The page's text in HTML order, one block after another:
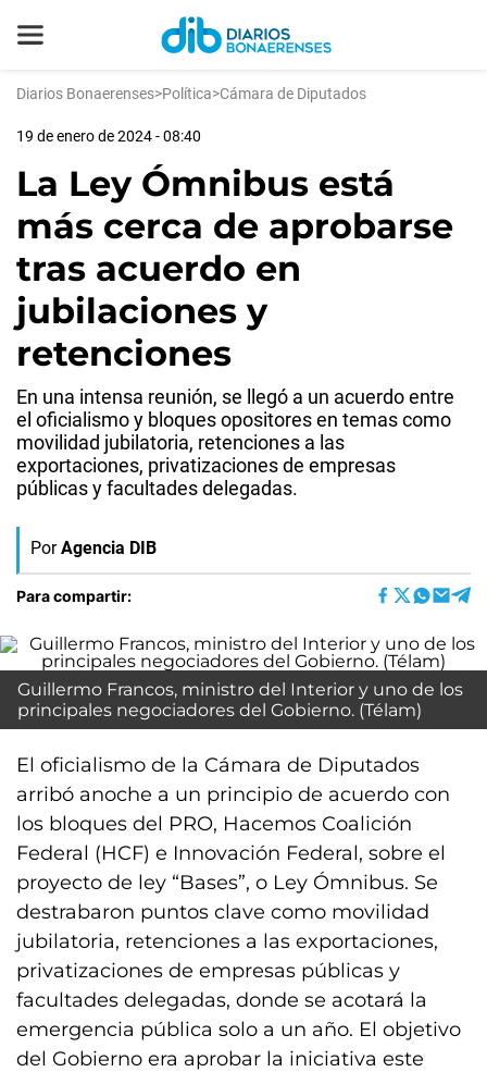
Diarios Bonaerenses>Política>Cámara de Diputados
19 de enero de 2024 - 08:40
La Ley Ómnibus está
más cerca de aprobarse
tras acuerdo en
jubilaciones y
retenciones
En una intensa reunión, se llegó a un acuerdo entre
el oficialismo y bloques opositores en temas como
movilidad jubilatoria, retenciones a las
exportaciones, privatizaciones de empresas
públicas y facultades delegadas.
Por Agencia DIB
Para compartir:
Guillermo Francos, ministro del Interior y uno de los
principales negociadores del Gobierno. (Télam)
El oficialismo de la Cámara de Diputados
arribó anoche a un principio de acuerdo con
los bloques del PRO, Hacemos Coalición
Federal (HCF) e Innovación Federal, sobre el
proyecto de ley “Bases”, o Ley Ómnibus. Se
destrabaron puntos clave como movilidad
jubilatoria, retenciones a las exportaciones,
privatizaciones de empresas públicas y
facultades delegadas, donde se acotará la
emergencia pública solo a un año. El objetivo
del Gobierno era aprobar la iniciativa este